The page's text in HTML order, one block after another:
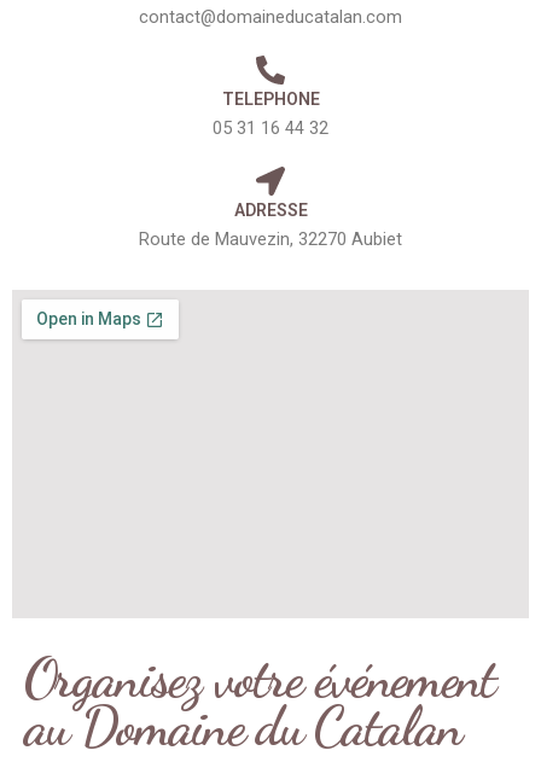
contact@domaineducatalan.com
TELEPHONE
05 31 16 44 32
ADRESSE
Route de Mauvezin, 32270 Aubiet
Organisez votre événement
au Domaine du Catalan